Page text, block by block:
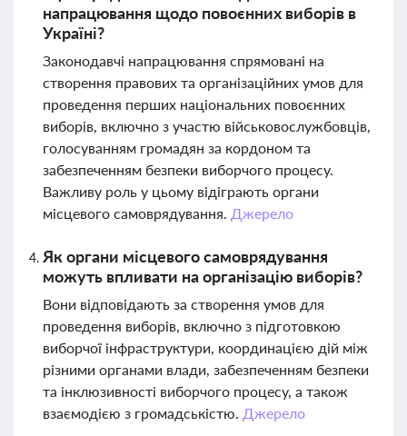
напрацювання щодо повоєнних виборів в
Україні?
Законодавчі напрацювання спрямовані на
створення правових та організаційних умов для
проведення перших національних повоєнних
виборів, включно з участю військовослужбовців,
голосуванням громадян за кордоном та
забезпеченням безпеки виборчого процесу.
Важливу роль у цьому відіграють органи
місцевого самоврядування. Джерело
Як органи місцевого самоврядування
можуть впливати на організацію виборів?
Вони відповідають за створення умов для
проведення виборів, включно з підготовкою
виборчої інфраструктури, координацією дій між
різними органами влади, забезпеченням безпеки
та інклюзивності виборчого процесу, а також
взаємодією з громадськістю. Джерело